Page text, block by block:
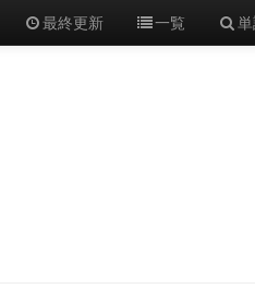
最終更新 一覧